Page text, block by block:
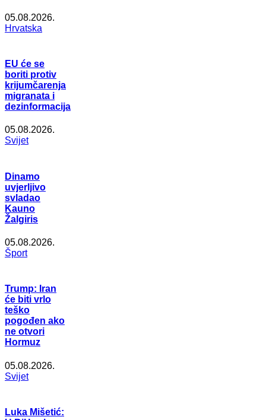
05.08.2026.
Hrvatska
EU će se
boriti protiv
krijumčarenja
migranata i
dezinformacija
05.08.2026.
Svijet
Dinamo
uvjerljivo
svladao
Kauno
Žalgiris
05.08.2026.
Šport
Trump: Iran
će biti vrlo
teško
pogođen ako
ne otvori
Hormuz
05.08.2026.
Svijet
Luka Mišetić: